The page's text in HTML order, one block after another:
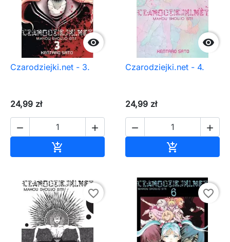

Czarodziejki.net - 3.
24,99 zł
 


Czarodziejki.net - 4.
24,99 zł
 

favorite_border favorite_border